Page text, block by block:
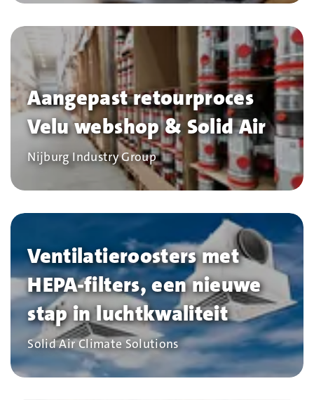
Aangepast retourproces
Velu webshop & Solid Air
Bedrijf
Nijburg Industry Group
Ventilatieroosters met
HEPA-filters, een nieuwe
stap in luchtkwaliteit
Bedrijf
Solid Air Climate Solutions